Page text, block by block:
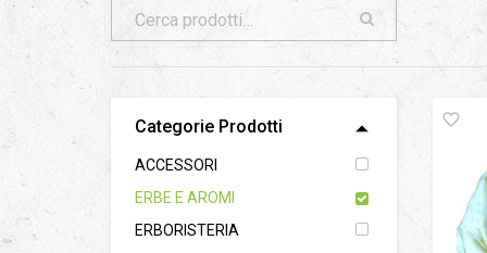
Categorie Prodotti
ACCESSORI
ERBE E AROMI
ERBORISTERIA